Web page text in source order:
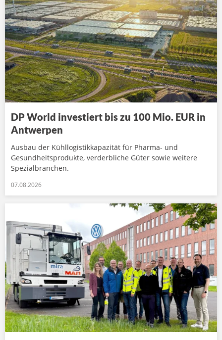
DP World investiert bis zu 100 Mio. EUR in
Antwerpen
Ausbau der Kühllogistikkapazität für Pharma- und
Gesundheitsprodukte, verderbliche Güter sowie weitere
Spezialbranchen.
07.08.2026